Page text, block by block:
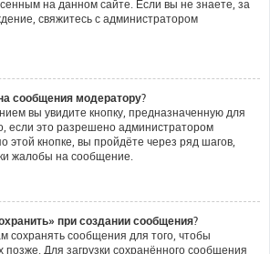
на данном сайте. Если вы не знаете, за
свяжитесь с администратором
сообщения модератору?
вы увидите кнопку, предназначенную для
если это разрешено администратором
этой кнопке, вы пройдёте через ряд шагов,
жалобы на сообщение.
при создании сообщения?
сохранять сообщения для того, чтобы
позже. Для загрузки сохранённого сообщения